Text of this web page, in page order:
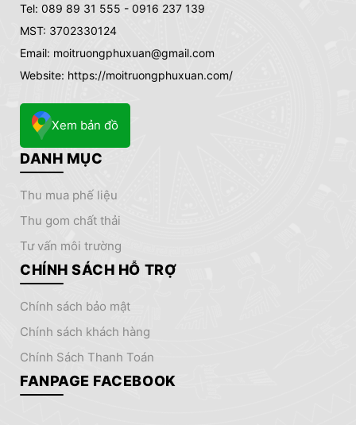
Tel: 089 89 31 555 - 0916 237 139
MST: 3702330124
Email: moitruongphuxuan@gmail.com
Website: https://moitruongphuxuan.com/
Xem bản đồ
DANH MỤC
thu mua phế liệu
thu gom chất thải
tư vấn môi trường
CHÍNH SÁCH HỖ TRỢ
chính sách bảo mật
chính sách khách hàng
Chính Sách Thanh Toán
FANPAGE FACEBOOK